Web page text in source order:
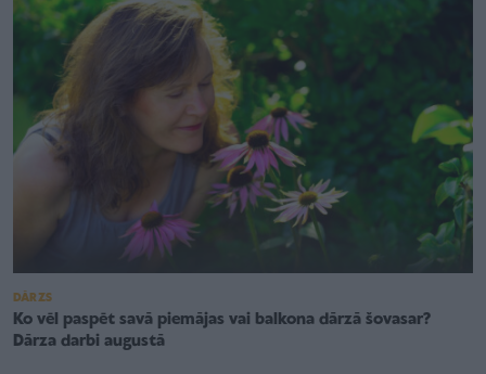
DĀRZS
Ko vēl paspēt savā piemājas vai balkona dārzā šovasar?
Dārza darbi augustā